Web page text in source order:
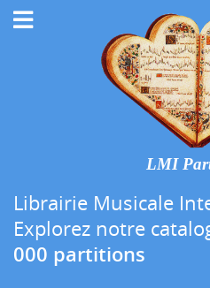
LMI
Librairie Musicale
Explorez notre
000 partitions